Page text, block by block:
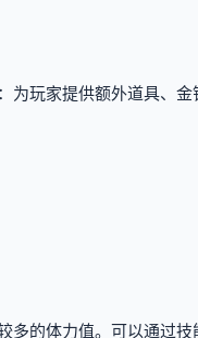
为玩家提供额外道具、
多的体力值。 可以通过技